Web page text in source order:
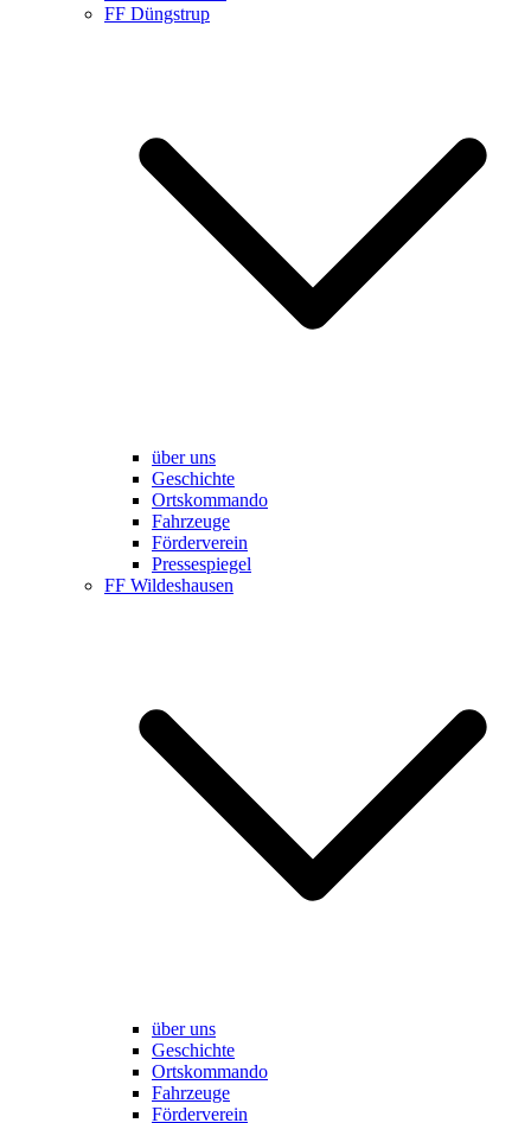
FF Düngstrup
über uns
Geschichte
Ortskommando
Fahrzeuge
Förderverein
Pressespiegel
FF Wildeshausen
über uns
Geschichte
Ortskommando
Fahrzeuge
Förderverein